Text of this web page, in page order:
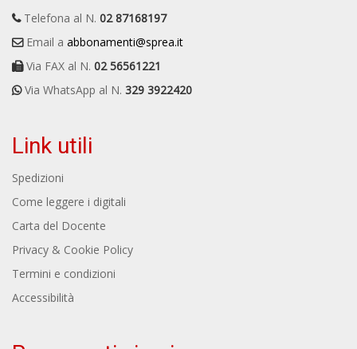
Telefona al N. 02 87168197
Email a abbonamenti@sprea.it
Via FAX al N. 02 56561221
Via WhatsApp al N. 329 3922420
Link utili
Spedizioni
Come leggere i digitali
Carta del Docente
Privacy & Cookie Policy
Termini e condizioni
Accessibilità